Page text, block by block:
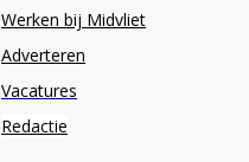
Werken bij Midvliet
Adverteren
Vacatures
Redactie